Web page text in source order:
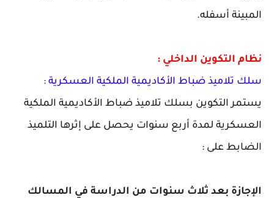
المبينة أسفله.
نظام التكوين الداخلي :
سلك تلاميذ ضباط الأكاديمية الملكية العسكرية :
يستمر التكوين بسلك تلاميذ ضباط الأكاديمية الملكية
العسكرية لمدة أربع سنوات يحصل على إثرها التلميذ
الضابط على :
الإجازة بعد ثلاث سنوات من الدراسة في المسالك